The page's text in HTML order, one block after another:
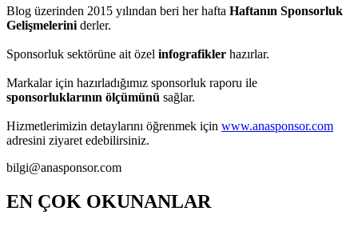
Blog üzerinden 2015 yılından beri her hafta Haftanın Sponsorluk
Gelişmelerini derler.
Sponsorluk sektörüne ait özel infografikler hazırlar.
Markalar için hazırladığımız sponsorluk raporu ile
sponsorluklarının ölçümünü sağlar.
Hizmetlerimizin detaylarını öğrenmek için www.anasponsor.com
adresini ziyaret edebilirsiniz.
bilgi@anasponsor.com
EN ÇOK OKUNANLAR